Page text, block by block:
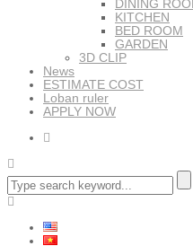
DINING
KITCHEN
BED ROOM
GARDEN
3D CLIP
News
ESTIMATE COST
Loban ruler
APPLY NOW